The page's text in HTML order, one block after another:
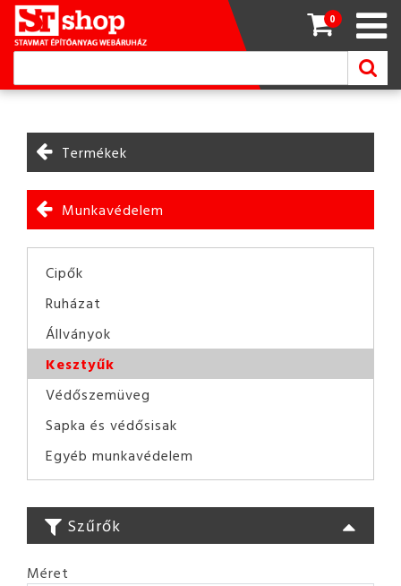
0
Termékek
Munkavédelem
Cipők
Ruházat
Állványok
Kesztyűk
Védőszemüveg
Sapka és védősisak
Egyéb munkavédelem
Szűrők
Méret